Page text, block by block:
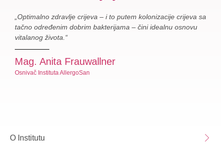
„Optimalno zdravlje crijeva – i to putem kolonizacije crijeva sa
tačno određenim dobrim bakterijama – čini idealnu osnovu
vitalanog života.“
Mag. Anita Frauwallner
Osnivač Instituta AllergoSan
O Institutu